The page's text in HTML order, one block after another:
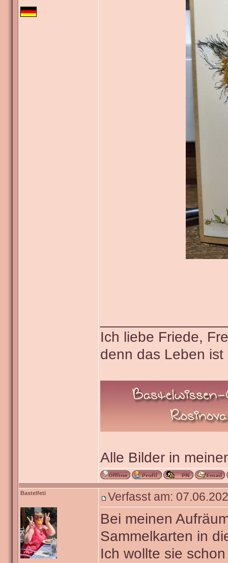
Ich liebe Friede,
denn das Leben
Alle Bilder in
Bastelfeti Verfasst am:
Bei meinen
Sammelkarten in
Ich wollte sie